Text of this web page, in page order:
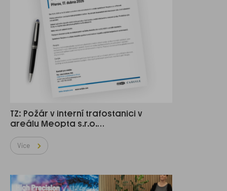
TZ: Požár v interní trafostanici v
areálu Meopta s.r.o.…
Více